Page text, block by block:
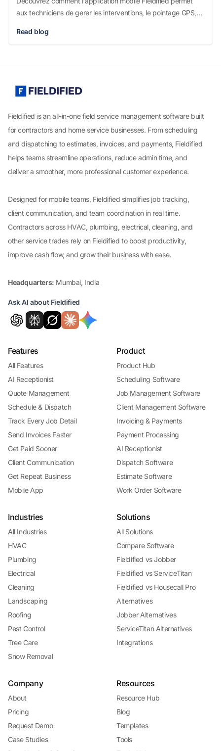
aux techniciens de gerer les interventions, le pointage GPS,
demo gratuite.
Read blog
Fieldified is an all-in-one field service management software built
for contractors and home service businesses. From scheduling
and dispatching to estimates, invoices, and payments, Fieldified
helps teams streamline operations, reduce admin time, and
deliver a smoother, more professional customer experience.
Designed for mobile teams, Fieldified simplifies job tracking,
client communication, and team coordination in real time.
Contractors across HVAC, plumbing, electrical, cleaning, and
other service trades rely on Fieldified to boost productivity,
improve cash flow, and grow their business with ease.
Headquarters: Mumbai, India
Ask AI about Fieldified
Features
All Features
AI Receptionist
Quote Management
Schedule & Dispatch
Track Every Job Detail
Send Invoices Faster
Get Paid Sooner
Client Communication
Get Repeat Business
Mobile App
Product
Product Hub
Scheduling Software
Job Management Software
Client Management Software
Invoicing & Payments
Payment Processing
AI Receptionist
Dispatch Software
Estimate Software
Work Order Software
Industries
All Industries
HVAC
Plumbing
Electrical
Cleaning
Landscaping
Roofing
Pest Control
Tree Care
Snow Removal
Solutions
All Solutions
Compare Software
Fieldified vs Jobber
Fieldified vs ServiceTitan
Fieldified vs Housecall Pro
Alternatives
Jobber Alternatives
ServiceTitan Alternatives
Integrations
Company
About
Pricing
Request Demo
Case Studies
Resources
Resource Hub
Blog
Templates
Tools